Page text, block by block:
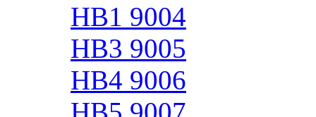
HB1 9004
HB3 9005
HB4 9006